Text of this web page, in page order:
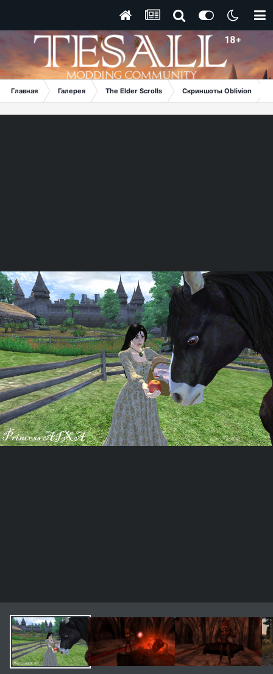
Главная Галерея The Elder Scrolls Скриншоты Oblivion